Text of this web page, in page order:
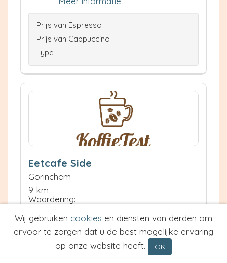
Prijs van Espresso
Prijs van Cappuccino
Type
Eetcafe Side
Gorinchem
9 km
Waardering:
Neem contact op
Meer informatie
Wij gebruiken cookies en diensten van derden om
ervoor te zorgen dat u de best mogelijke ervaring
op onze website heeft.
OK